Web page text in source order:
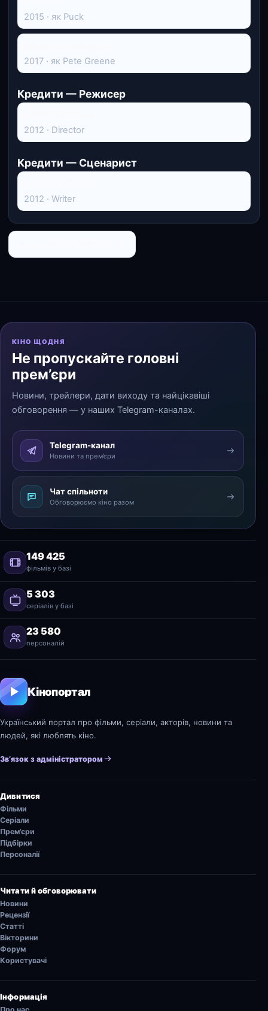
2015 · як Puck
2017 · як Pete Greene
Кредити — Режисер
2012 · Director
Кредити — Сценарист
2012 · Writer
КІНО ЩОДНЯ
Не пропускайте головні
прем’єри
Новини, трейлери, дати виходу та найцікавіші
обговорення — у наших Telegram-каналах.
Telegram-канал
Новини та прем’єри
Чат спільноти
Обговорюємо кіно разом
149 425
фільмів у базі
5 303
серіалів у базі
23 580
персоналій
Кінопортал
Український портал про фільми, серіали, акторів, новини та
людей, які люблять кіно.
Зв’язок з адміністратором
Дивитися
Фільми
Серіали
Прем’єри
Підбірки
Персоналії
Читати й обговорювати
Новини
Рецензії
Статті
Вікторини
Форум
Користувачі
Інформація